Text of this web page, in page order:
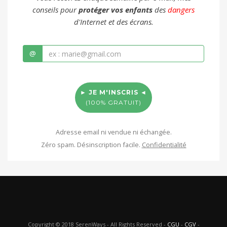
conseils pourprotéger vos enfants des dangers
d'Internet et des écrans.
@
► JE M'INSCRIS ◄
(100% GRATUIT)
Adresse email ni vendue ni échangée.
Zéro spam. Désinscription facile. Confidentialité
Copyright © 2018 SerenWays - All Rights Reserved - CGU - CGV-